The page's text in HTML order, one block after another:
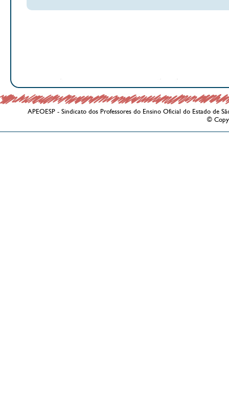
APEOESP - Sindicato dos Professores do Ensino Oficial do Estado de
©